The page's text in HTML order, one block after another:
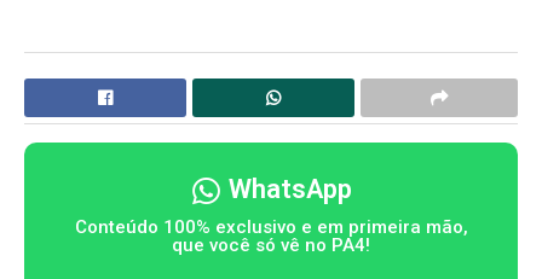
WhatsApp
Conteúdo 100% exclusivo e em primeira mão,
que você só vê no PA4!